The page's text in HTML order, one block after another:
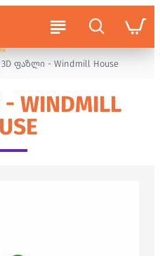
3D ფაზლი - Windmill House